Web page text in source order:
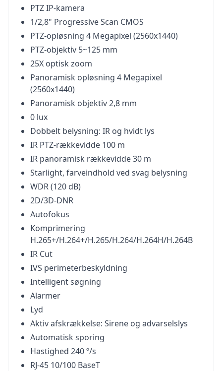
PTZ IP-kamera
1/2,8" Progressive Scan CMOS
PTZ-opløsning 4 Megapixel (2560x1440)
PTZ-objektiv 5~125 mm
25X optisk zoom
Panoramisk opløsning 4 Megapixel
(2560x1440)
Panoramisk objektiv 2,8 mm
0 lux
Dobbelt belysning: IR og hvidt lys
IR PTZ-rækkevidde 100 m
IR panoramisk rækkevidde 30 m
Starlight, farveindhold ved svag belysning
WDR (120 dB)
2D/3D-DNR
Autofokus
Komprimering
H.265+/H.264+/H.265/H.264/H.264H/H.264B
IR Cut
IVS perimeterbeskyldning
Intelligent søgning
Alarmer
Lyd
Aktiv afskrækkelse: Sirene og advarselslys
Automatisk sporing
Hastighed 240 º/s
RJ-45 10/100 BaseT